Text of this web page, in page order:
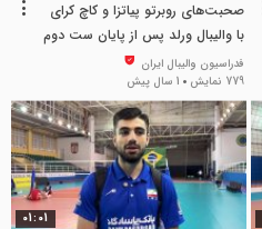
صحبت‌های روبرتو پیاتزا و کاچ کرای
با والیبال ورلد پس از پایان ست دوم
فدراسیون والیبال ایران
779 نمایش
1 سال پیش
01:01